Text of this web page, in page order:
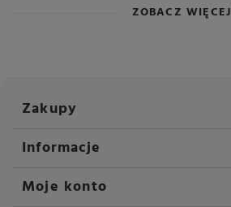
ZOBACZ WIĘCEJ
Zakupy
Informacje
Moje konto